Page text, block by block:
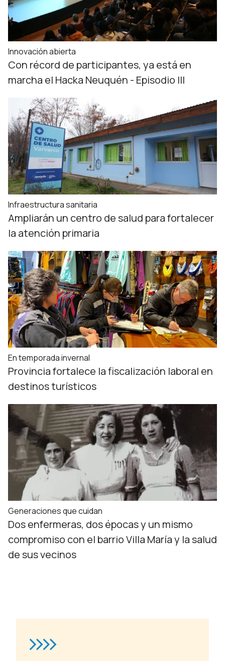
Innovación abierta
Con récord de participantes, ya está en
marcha el Hacka Neuquén - Episodio III
Infraestructura sanitaria
Ampliarán un centro de salud para fortalecer
la atención primaria
En temporada invernal
Provincia fortalece la fiscalización laboral en
destinos turísticos
Generaciones que cuidan
Dos enfermeras, dos épocas y un mismo
compromiso con el barrio Villa María y la salud
de sus vecinos